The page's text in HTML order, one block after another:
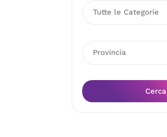
Tutte le Categorie
Provincia
Cerca